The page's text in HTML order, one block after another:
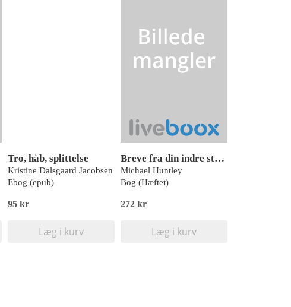
Tro, håb, splittelse
Kristine Dalsgaard Jacobsen
Ebog (epub)
95 kr
Læg i kurv
Breve fra din indre stemme
Michael Huntley
Bog (Hæftet)
272 kr
Læg i kurv